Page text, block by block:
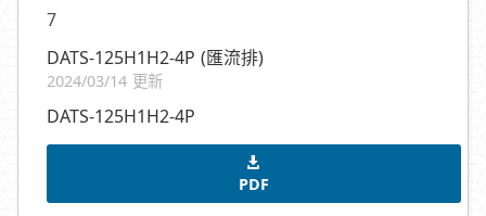
7
DATS-125H1H2-4P (匯流排)
2024/03/14 更新
DATS-125H1H2-4P
PDF